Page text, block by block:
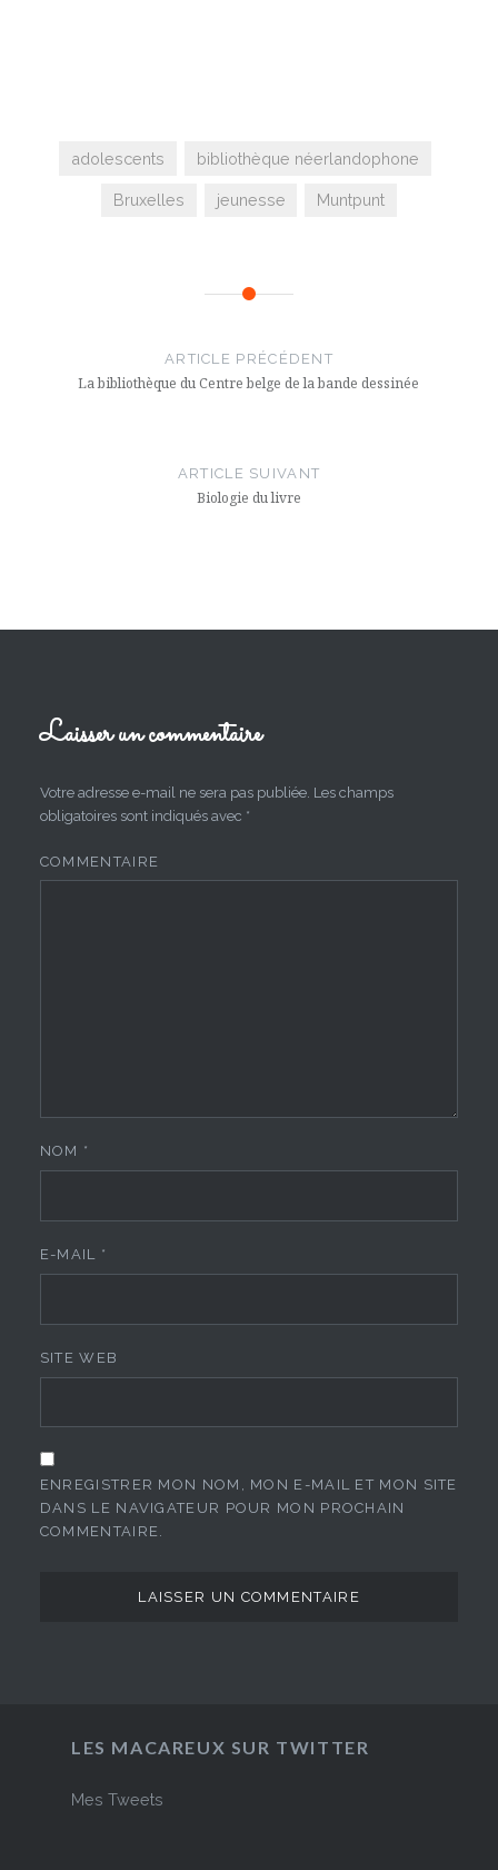
adolescents bibliothèque néerlandophone
Bruxelles jeunesse Muntpunt
ARTICLE PRÉCÉDENT
La bibliothèque du Centre belge de la bande dessinée
ARTICLE SUIVANT
Biologie du livre
Laisser un commentaire
Votre adresse e-mail ne sera pas publiée. Les champs
obligatoires sont indiqués avec *
COMMENTAIRE
NOM *
E-MAIL *
SITE WEB
ENREGISTRER MON NOM, MON E-MAIL ET MON SITE
DANS LE NAVIGATEUR POUR MON PROCHAIN
COMMENTAIRE.
LES MACAREUX SUR TWITTER
Mes Tweets